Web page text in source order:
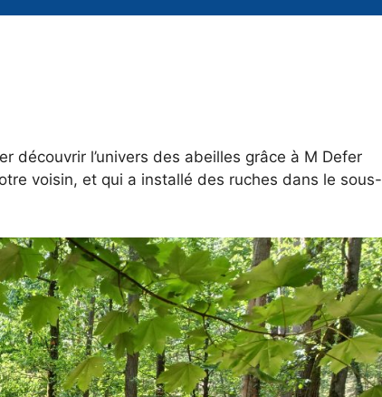
découvrir l’univers des abeilles grâce à M Defer
voisin, et qui a installé des ruches dans le sous-